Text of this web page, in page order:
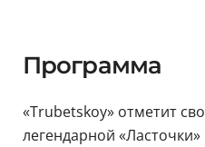
Программа
«Trubetskoy» отметит
легендарной